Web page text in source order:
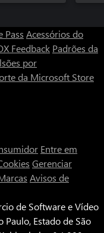
Pass Acessórios do
Feedback Padrões da
por
da Microsoft Store
Entre em
Gerenciar
Avisos de
de Software e Vídeo
Paulo, Estado de São